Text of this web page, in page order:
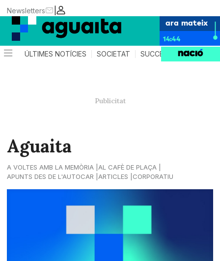
|
Newsletters
ara mateix
14:44
ÚLTIMES NOTÍCIES SOCIETAT SUCCESSOS AGENDA
Aguaita
A VOLTES AMB LA MEMÒRIA
AL CAFÈ DE PLAÇA
APUNTS DES DE L'AUTOCAR
ARTICLES CORPORATIU